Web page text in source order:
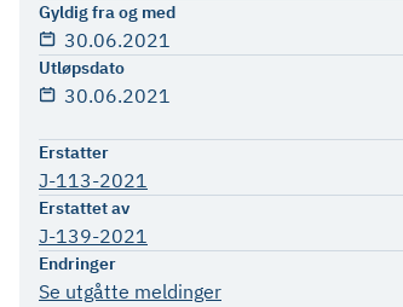
Gyldig fra og med
30.06.2021
Utløpsdato
30.06.2021
Erstatter
J-113-2021
Erstattet av
J-139-2021
Endringer
Se utgåtte meldinger